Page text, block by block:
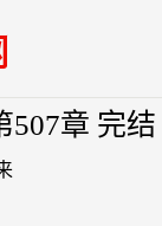
507章 完结